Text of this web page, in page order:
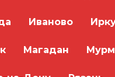
моё имя, email и
Иваново
Магадан